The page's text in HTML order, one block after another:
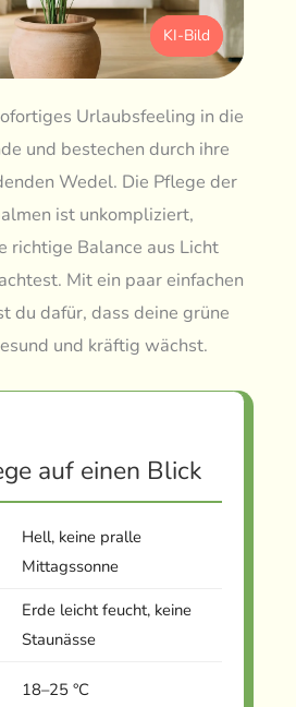
KI-Bild
Urlaubsfeeling in die
und bestechen durch ihre
Wedel. Die Pflege der
ist unkompliziert,
richtige Balance aus Licht
Mit ein paar einfachen
du dafür, dass deine grüne
und kräftig wächst.
auf einen Blick
Hell, keine pralle
Mittagssonne
Erde leicht feucht, keine
Staunässe
18–25 °C